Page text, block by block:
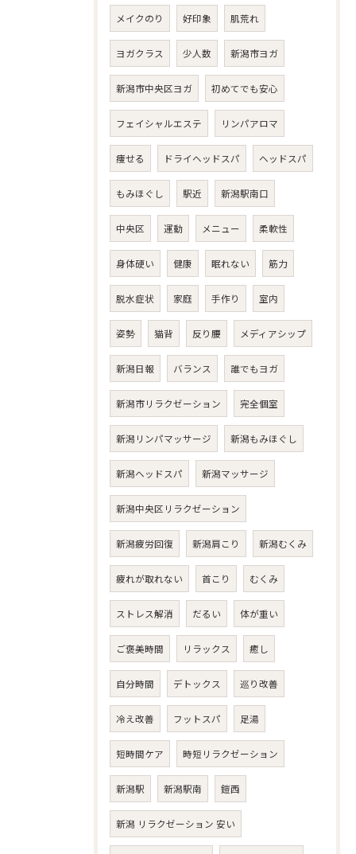
メイクのり 好印象 肌荒れ
ヨガクラス 少人数 新潟市ヨガ
新潟市中央区ヨガ 初めてでも安心
フェイシャルエステ リンパアロマ
痩せる ドライヘッドスパ ヘッドスパ
もみほぐし 駅近 新潟駅南口
中央区 運動 メニュー 柔軟性
身体硬い 健康 眠れない 筋力
脱水症状 家庭 手作り 室内
姿勢 猫背 反り腰 メディアシップ
新潟日報 バランス 誰でもヨガ
新潟市リラクゼーション 完全個室
新潟リンパマッサージ 新潟もみほぐし
新潟ヘッドスパ 新潟マッサージ
新潟中央区リラクゼーション
新潟疲労回復 新潟肩こり 新潟むくみ
疲れが取れない 首こり むくみ
ストレス解消 だるい 体が重い
ご褒美時間 リラックス 癒し
自分時間 デトックス 巡り改善
冷え改善 フットスパ 足湯
短時間ケア 時短リラクゼーション
新潟駅 新潟駅南 鎧西
新潟 リラクゼーション 安い